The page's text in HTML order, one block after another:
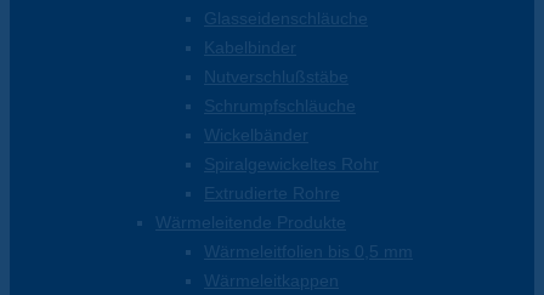
Glasseidenschläuche
Kabelbinder
Nutverschlußstäbe
Schrumpfschläuche
Wickelbänder
Spiralgewickeltes Rohr
Extrudierte Rohre
Wärmeleitende Produkte
Wärmeleitfolien bis 0,5 mm
Wärmeleitkappen